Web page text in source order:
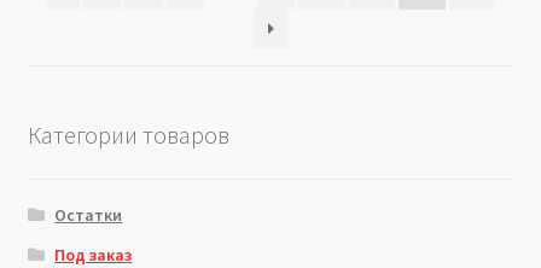
Категории товаров
Остатки
Под заказ